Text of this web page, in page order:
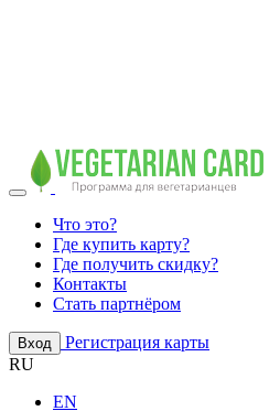
Что это?
Где купить карту?
Где получить скидку?
Контакты
Стать партнёром
Вход
Регистрация карты
RU
EN